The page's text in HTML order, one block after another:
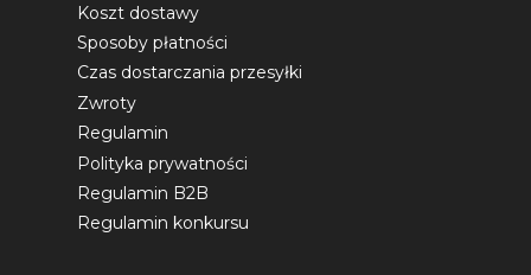
Koszt dostawy
Sposoby płatności
Czas dostarczania przesyłki
Zwroty
Regulamin
Polityka prywatności
Regulamin B2B
Regulamin konkursu